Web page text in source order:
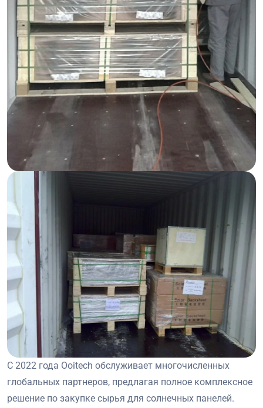
С 2022 года Ooitech обслуживает многочисленных
глобальных партнеров, предлагая полное комплексное
решение по закупке сырья для солнечных панелей.